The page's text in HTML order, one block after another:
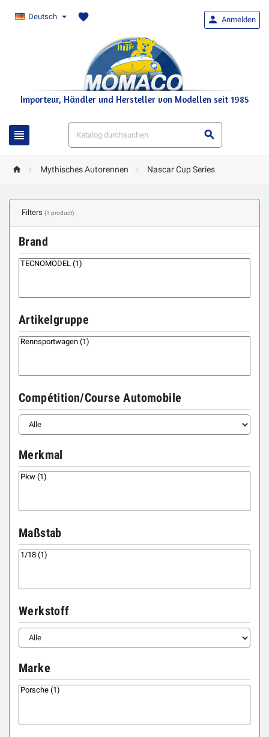
Deutsch favorite
Importeur, Händler und Hersteller von Modellen seit 1985
 
 Anmelden
  Mythisches Autorennen  Nascar Cup Series
Filters (1 product)
Brand
Artikelgruppe
Compétition/Course Automobile
Merkmal
Maßstab
Werkstoff
Marke